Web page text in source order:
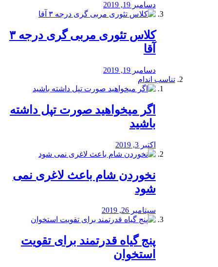
دسامبر 19, 2019
کلاس تئوری مربی گری درجه ۳
آقا
دسامبر 19, 2019
تناسب اندام
اگر میخواهید صورت تپل داشته
باشید
اکتبر 3, 2019
نخوردن شام باعث لاغری نمی
‌شود
سپتامبر 26, 2019
پنج گیاه قدرتمند برای تقویت
استخوان